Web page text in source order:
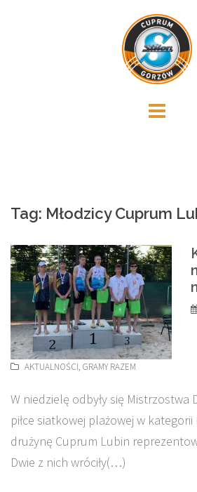
Tag: Młodzicy Cuprum
AKTUALNOŚCI, GRAMY RAZEM
W niedzielę odbyły się Mistrzostwa
piłce siatkowej plażowej w kategorii
drużynę Cuprum Lubin
Dwie z nich wróciły(…)